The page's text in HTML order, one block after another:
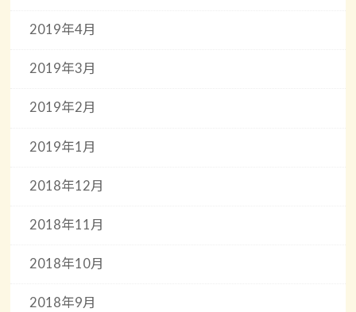
2019年4月
2019年3月
2019年2月
2019年1月
2018年12月
2018年11月
2018年10月
2018年9月